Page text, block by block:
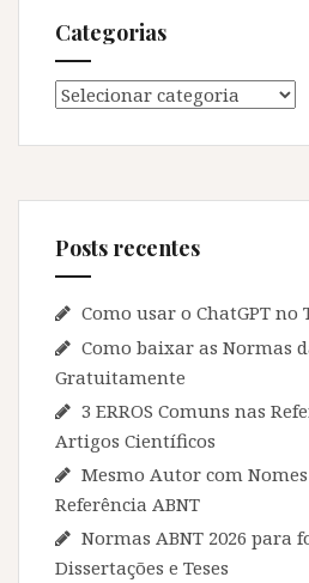
Categorias
Categorias
Posts recentes
Como usar o ChatGPT no
Como baixar as Normas
Gratuitamente
3 ERROS Comuns nas
Artigos Científicos
Mesmo Autor com
Referência ABNT
Normas ABNT 2026 para
Dissertações e Teses